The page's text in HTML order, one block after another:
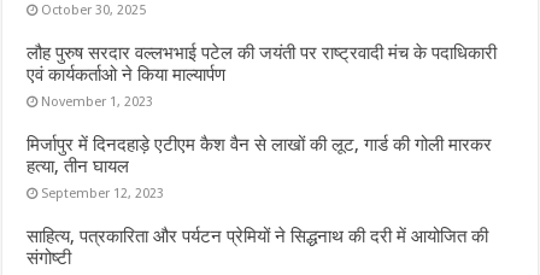
October 30, 2025
लौह पुरुष सरदार वल्लभभाई पटेल की जयंती पर राष्ट्रवादी मंच के पदाधिकारी
एवं कार्यकर्ताओ ने किया माल्यार्पण
November 1, 2023
मिर्जापुर में दिनदहाड़े एटीएम कैश वैन से लाखों की लूट, गार्ड की गोली मारकर
हत्या, तीन घायल
September 12, 2023
साहित्य, पत्रकारिता और पर्यटन प्रेमियों ने सिद्धनाथ की दरी में आयोजित की
संगोष्टी